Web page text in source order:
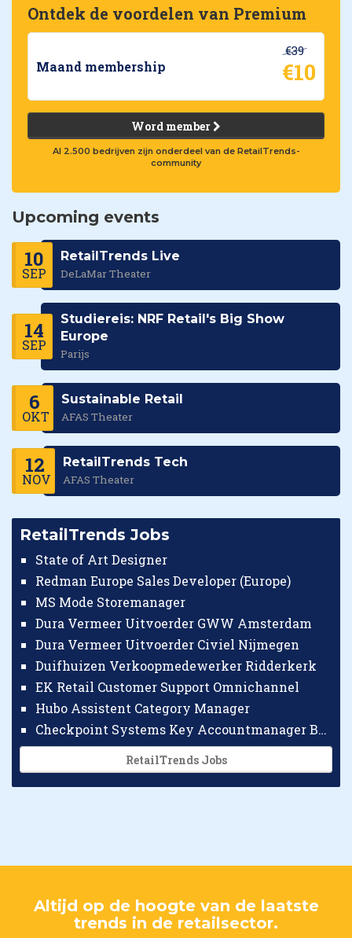
Ontdek de voordelen van Premium
Maand membership
€39
€10
Word member
Al 2.500 bedrijven zijn onderdeel van de RetailTrends-
community
Upcoming events
10
SEP
RetailTrends Live
DeLaMar Theater
14
SEP
Studiereis: NRF Retail's Big Show
Europe
Parijs
6
OKT
Sustainable Retail
AFAS Theater
12
NOV
RetailTrends Tech
AFAS Theater
RetailTrends Jobs
State of Art Designer
Redman Europe Sales Developer (Europe)
MS Mode Storemanager
Dura Vermeer Uitvoerder GWW Amsterdam
Dura Vermeer Uitvoerder Civiel Nijmegen
Duifhuizen Verkoopmedewerker Ridderkerk
EK Retail Customer Support Omnichannel
Hubo Assistent Category Manager
Checkpoint Systems Key Accountmanager Benelux
RetailTrends Jobs
Altijd op de hoogte van de laatste
trends in de retailsector.